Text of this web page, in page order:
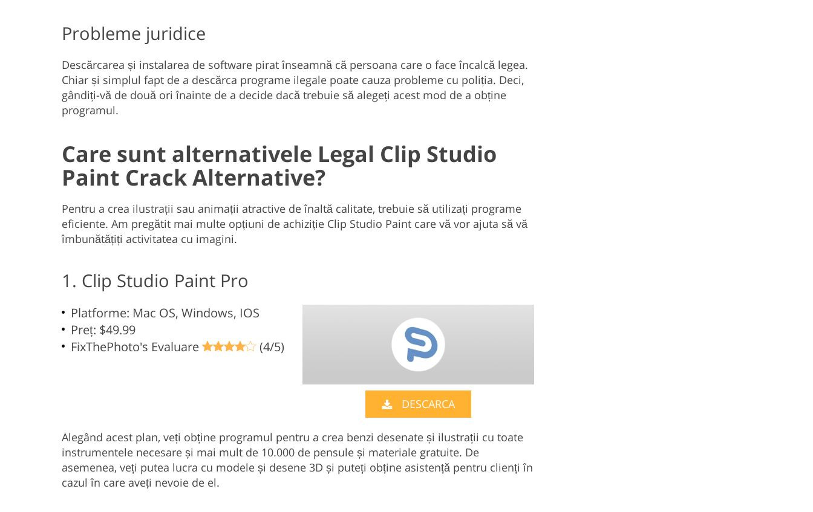
Probleme juridice
Descărcarea și instalarea de software pirat înseamnă că persoana care o face încalcă legea.
Chiar și simplul fapt de a descărca programe ilegale poate cauza probleme cu poliția. Deci,
gândiți-vă de două ori înainte de a decide dacă trebuie să alegeți acest mod de a obține
programul.
Care sunt alternativele Legal Clip Studio
Paint Crack Alternative?
Pentru a crea ilustrații sau animații atractive de înaltă calitate, trebuie să utilizați programe
eficiente. Am pregătit mai multe opțiuni de achiziție Clip Studio Paint care vă vor ajuta să vă
îmbunătățiți activitatea cu imagini.
1. Clip Studio Paint Pro
Platforme: Mac OS, Windows, IOS
Preț: $49.99
FixThePhoto's Evaluare
(4/5)
DESCARCA
Alegând acest plan, veți obține programul pentru a crea benzi desenate și ilustrații cu toate
instrumentele necesare și mai mult de 10.000 de pensule și materiale gratuite. De
asemenea, veți putea lucra cu modele și desene 3D și puteți obține asistență pentru clienți în
cazul în care aveți nevoie de el.